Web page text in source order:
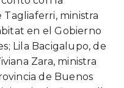
ministra
en el Gobierno
Lila Bacigalupo, de
Zara, ministra
de Buenos